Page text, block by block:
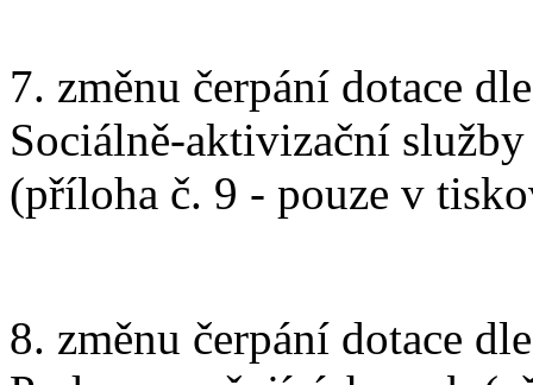
7. změnu čerpání dotace
Sociálně-aktivizační
(příloha č. 9 - pouze v
8. změnu čerpání dotace